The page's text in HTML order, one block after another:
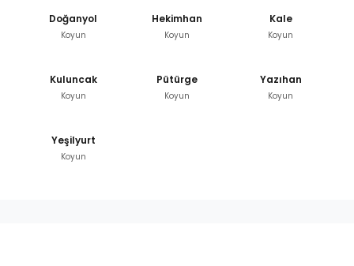
Doğanyol
Koyun
Hekimhan
Koyun
Kale
Koyun
Kuluncak
Koyun
Pütürge
Koyun
Yazıhan
Koyun
Yeşilyurt
Koyun